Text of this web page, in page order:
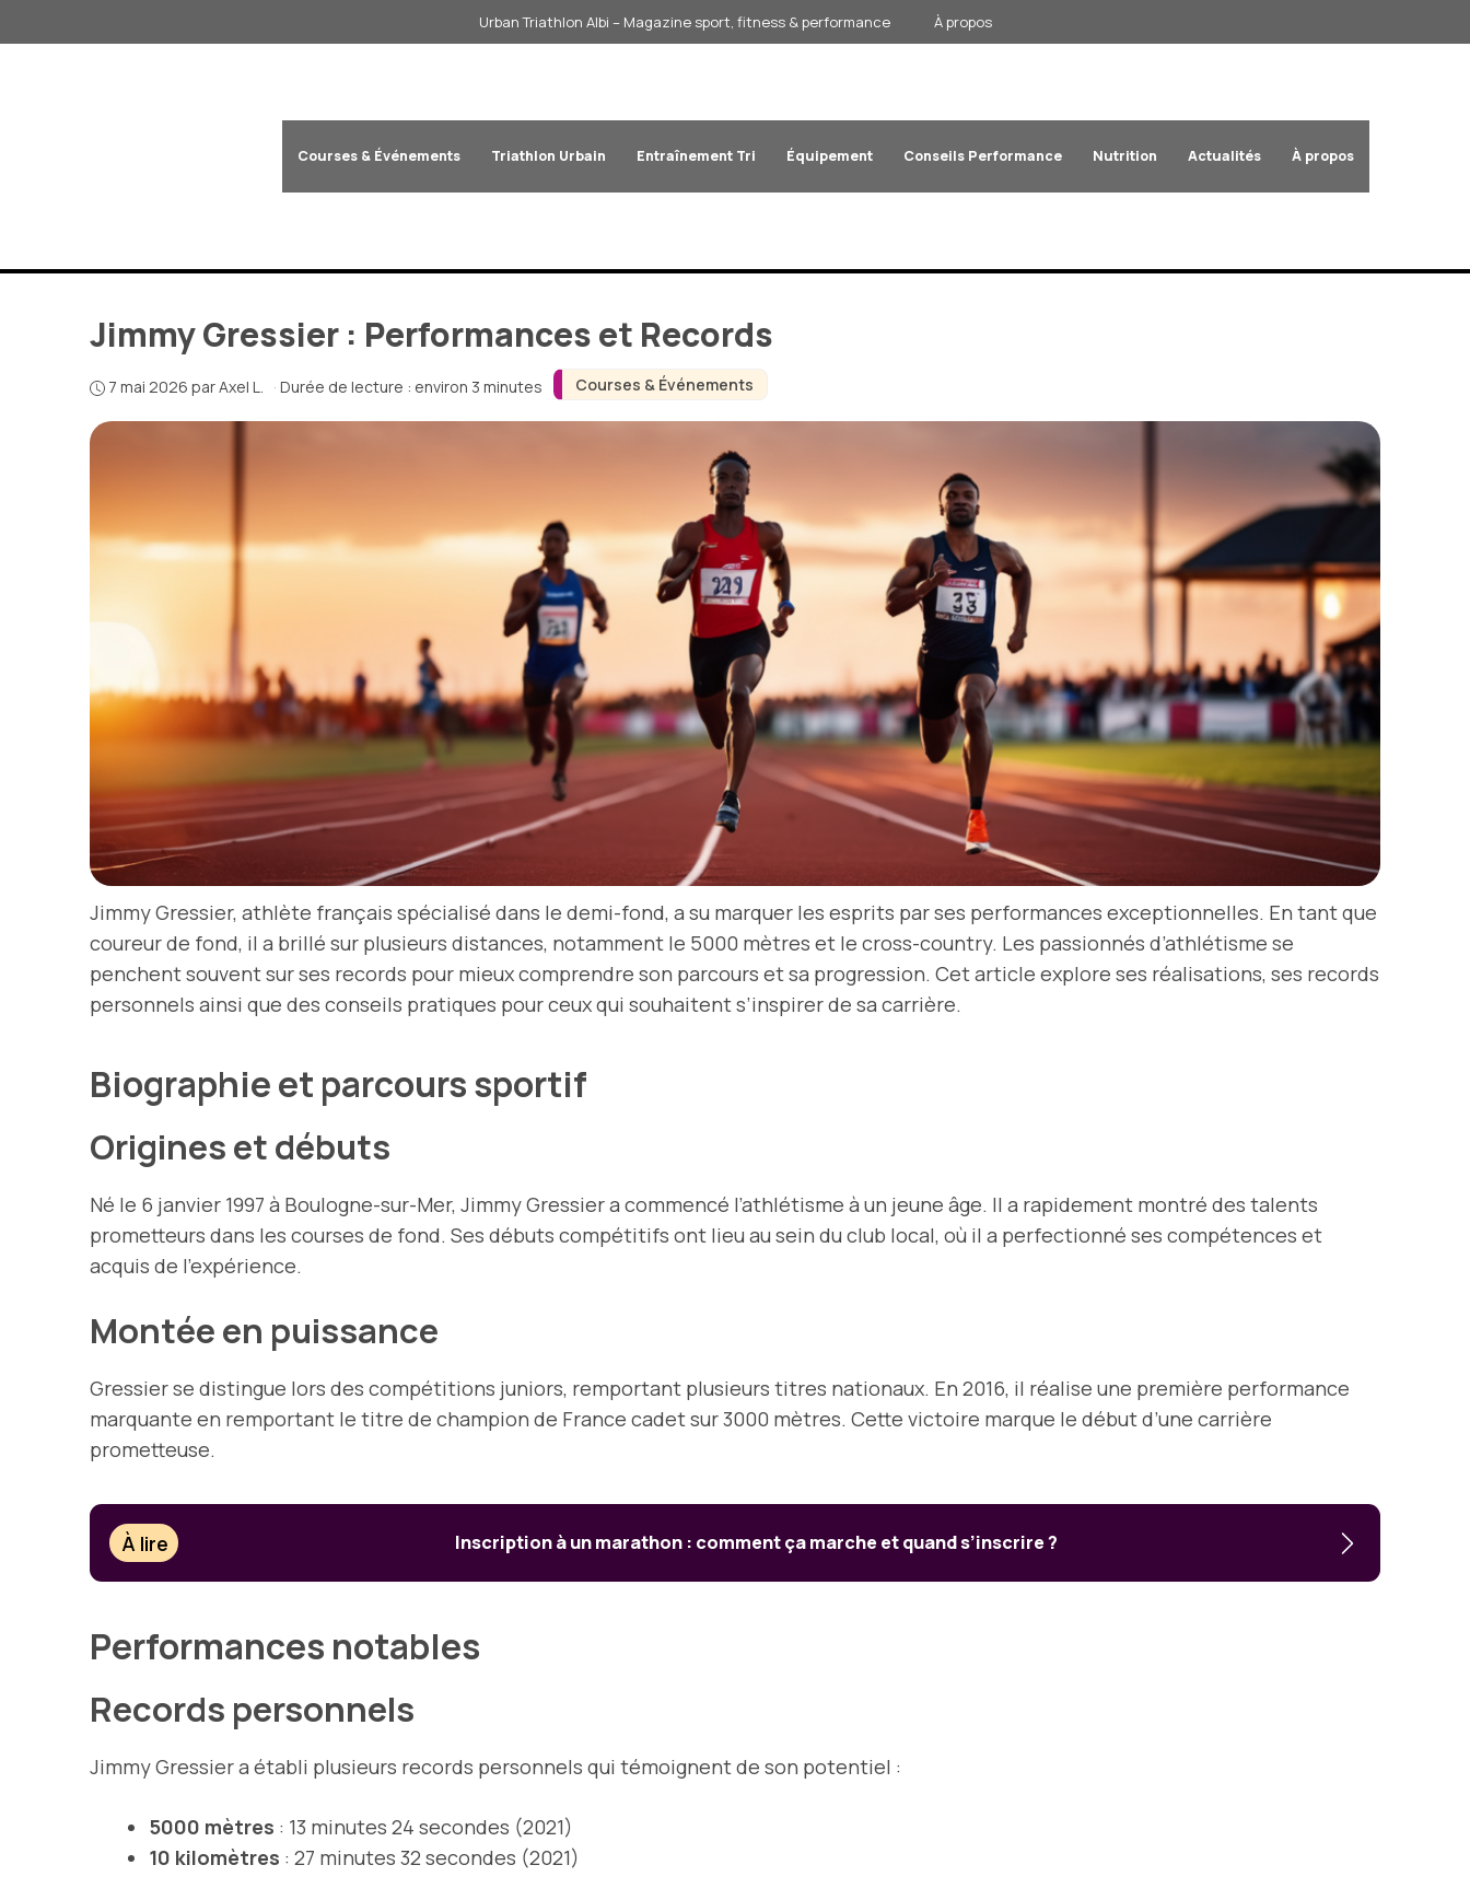
au
Urban Triathlon Albi – Magazine sport, fitness & performance À propos
Courses & Événements Triathlon Urbain Entraînement Tri Équipement Conseils Performance Nutrition Actualités À propos
Courses & Événements
Jimmy Gressier : Performances et Records
7 mai 2026 parAxel L. · Durée de lecture : environ 3 minutes
Jimmy Gressier, athlète français spécialisé dans le demi-fond, a su marquer les esprits par ses performances exceptionnelles. En tant que
coureur de fond, il a brillé sur plusieurs distances, notamment le 5000 mètres et le cross-country. Les passionnés d’athlétisme se
penchent souvent sur ses records pour mieux comprendre son parcours et sa progression. Cet article explore ses réalisations, ses records
personnels ainsi que des conseils pratiques pour ceux qui souhaitent s’inspirer de sa carrière.
Biographie et parcours sportif
Origines et débuts
Né le 6 janvier 1997 à Boulogne-sur-Mer, Jimmy Gressier a commencé l’athlétisme à un jeune âge. Il a rapidement montré des talents
prometteurs dans les courses de fond. Ses débuts compétitifs ont lieu au sein du club local, où il a perfectionné ses compétences et
acquis de l’expérience.
Montée en puissance
Gressier se distingue lors des compétitions juniors, remportant plusieurs titres nationaux. En 2016, il réalise une première performance
marquante en remportant le titre de champion de France cadet sur 3000 mètres. Cette victoire marque le début d’une carrière
prometteuse.
À lire Inscription à un marathon : comment ça marche et quand s’inscrire ?
Performances notables
Records personnels
Jimmy Gressier a établi plusieurs records personnels qui témoignent de son potentiel :
5000 mètres : 13 minutes 24 secondes (2021)
10 kilomètres : 27 minutes 32 secondes (2021)